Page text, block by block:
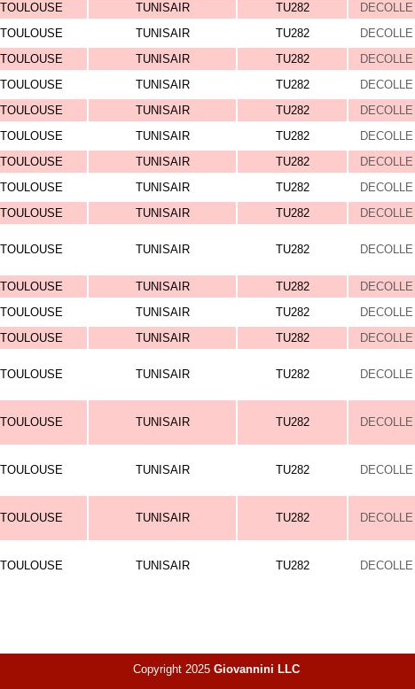
TOULOUSE TUNISAIR TU282
TOULOUSE TUNISAIR TU282
TOULOUSE TUNISAIR TU282
TOULOUSE TUNISAIR TU282
TOULOUSE TUNISAIR TU282
TOULOUSE TUNISAIR TU282
TOULOUSE TUNISAIR TU282
TOULOUSE TUNISAIR TU282
TOULOUSE TUNISAIR TU282
TOULOUSE TUNISAIR TU282
TOULOUSE TUNISAIR TU282
TOULOUSE TUNISAIR TU282
TOULOUSE TUNISAIR TU282
TOULOUSE TUNISAIR TU282
TOULOUSE TUNISAIR TU282
TOULOUSE TUNISAIR TU282
TOULOUSE TUNISAIR TU282
TOULOUSE TUNISAIR TU282
Copyright 2025 Giovannini LLC